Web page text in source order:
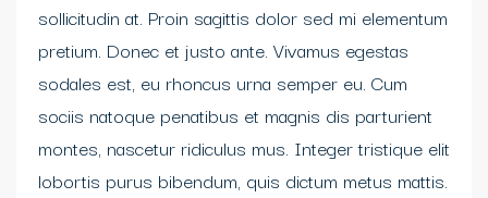
sollicitudin at. Proin sagittis dolor sed mi elementum
pretium. Donec et justo ante. Vivamus egestas
sodales est, eu rhoncus urna semper eu. Cum
sociis natoque penatibus et magnis dis parturient
montes, nascetur ridiculus mus. Integer tristique elit
lobortis purus bibendum, quis dictum metus mattis.